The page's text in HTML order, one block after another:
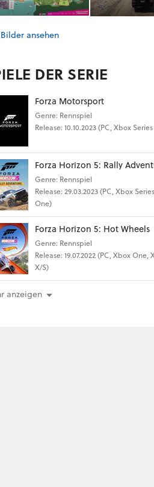
ansehen
DER SERIE
Forza Motorsport
Genre: Rennspiel
Release: 10.10.2023 (PC, Xbox
Forza Horizon 5: Rally
Genre: Rennspiel
Release: 29.03.2023 (PC, Xbox
One)
Forza Horizon 5: Hot Wheels
Genre: Rennspiel
Release: 19.07.2022 (PC, Xbox One,
X/S)
anzeigen